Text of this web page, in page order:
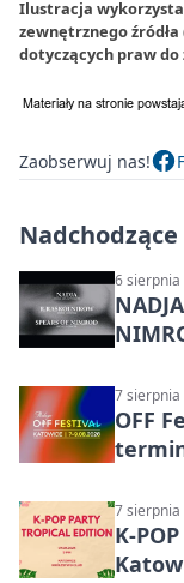
Ilustracja
zewnętrznego
dotyczących praw
Zaobserwuj nas!
6 sierpnia
7 sierpnia
OFF
7 sierpnia
K-